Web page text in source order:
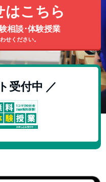
はこちら
相談･体験授業
せください。
受付中 ／